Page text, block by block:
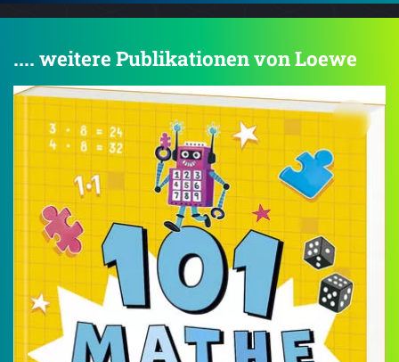
.... weitere Publikationen von Loewe